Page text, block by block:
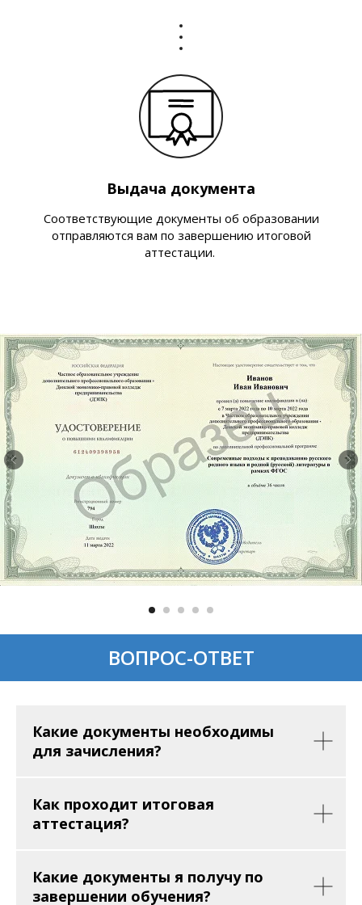
Выдача документа
Соответствующие документы об образовании
отправляются вам по завершению итоговой
аттестации.
ВОПРОС-ОТВЕТ
Какие документы необходимы
для зачисления?
Как проходит итоговая
аттестация?
Какие документы я получу по
завершении обучения?